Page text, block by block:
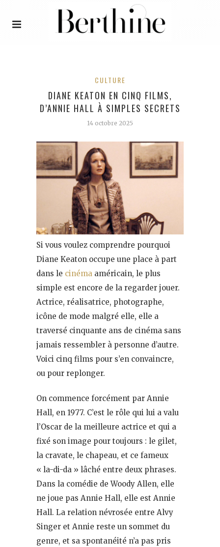
CULTURE
DIANE KEATON EN CINQ FILMS,
D’ANNIE HALL À SIMPLES SECRETS
14 octobre 2025
Si vous voulez comprendre pourquoi
Diane Keaton occupe une place à part
dans le cinéma américain, le plus
simple est encore de la regarder jouer.
Actrice, réalisatrice, photographe,
icône de mode malgré elle, elle a
traversé cinquante ans de cinéma sans
jamais ressembler à personne d’autre.
Voici cinq films pour s’en convaincre,
ou pour replonger.
On commence forcément par Annie
Hall, en 1977. C’est le rôle qui lui a valu
l’Oscar de la meilleure actrice et qui a
fixé son image pour toujours : le gilet,
la cravate, le chapeau, et ce fameux
« la-di-da » lâché entre deux phrases.
Dans la comédie de Woody Allen, elle
ne joue pas Annie Hall, elle est Annie
Hall. La relation névrosée entre Alvy
Singer et Annie reste un sommet du
genre, et sa spontanéité n’a pas pris